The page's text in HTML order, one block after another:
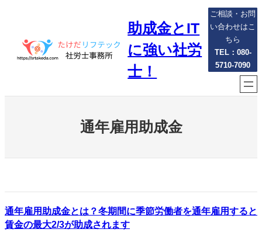
プ
助成金とIT
に強い社労
士！
ご相談・お問
い合わせはこ
ちら
TEL：080-
5710-7090
通年雇用助成金
通年雇用助成金とは？冬期間に季節労働者を通年雇用すると
賃金の最大2/3が助成されます